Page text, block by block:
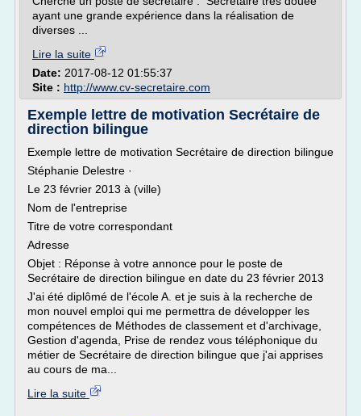
ayant une grande expérience dans la réalisation de
diverses ...
Lire la suite
Date: 2017-08-12 01:55:37
Site : http://www.cv-secretaire.com
Exemple lettre de motivation Secrétaire de
direction bilingue
Exemple lettre de motivation Secrétaire de direction bilingue
Stéphanie Delestre ·
Le 23 février 2013 à (ville)
Nom de l'entreprise
Titre de votre correspondant
Adresse
Objet : Réponse à votre annonce pour le poste de
Secrétaire de direction bilingue en date du 23 février 2013
J'ai été diplômé de l'école A. et je suis à la recherche de
mon nouvel emploi qui me permettra de développer les
compétences de Méthodes de classement et d'archivage,
Gestion d'agenda, Prise de rendez vous téléphonique du
métier de Secrétaire de direction bilingue que j'ai apprises
au cours de ma...
Lire la suite